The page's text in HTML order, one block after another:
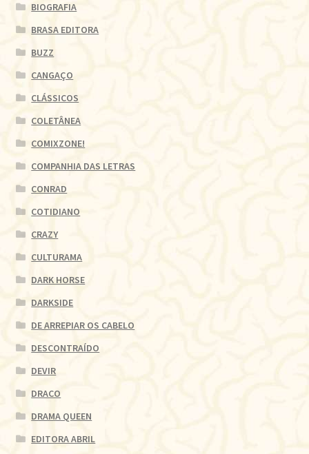
BIOGRAFIA
BRASA EDITORA
BUZZ
CANGAÇO
CLÁSSICOS
COLETÂNEA
COMIXZONE!
COMPANHIA DAS LETRAS
CONRAD
COTIDIANO
CRAZY
CULTURAMA
DARK HORSE
DARKSIDE
DE ARREPIAR OS CABELO
DESCONTRAÍDO
DEVIR
DRACO
DRAMA QUEEN
EDITORA ABRIL